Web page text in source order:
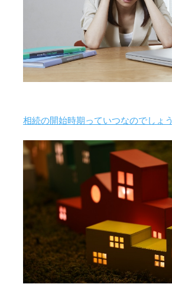
相続の開始時期っていつなのでしょう